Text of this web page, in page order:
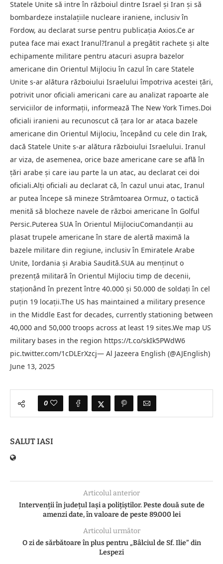
Statele Unite să intre în războiul dintre Israel și Iran și să
bombardeze instalațiile nucleare iraniene, inclusiv în
Fordow, au declarat surse pentru publicația Axios.Ce ar
putea face mai exact Iranul?Iranul a pregătit rachete și alte
echipamente militare pentru atacuri asupra bazelor
americane din Orientul Mijlociu în cazul în care Statele
Unite s-ar alătura războiului Israelului împotriva acestei țări,
potrivit unor oficiali americani care au analizat rapoarte ale
serviciilor de informații, informează The New York Times.Doi
oficiali iranieni au recunoscut că țara lor ar ataca bazele
americane din Orientul Mijlociu, începând cu cele din Irak,
dacă Statele Unite s-ar alătura războiului Israelului. Iranul
ar viza, de asemenea, orice baze americane care se află în
țări arabe și care iau parte la un atac, au declarat cei doi
oficiali.Alți oficiali au declarat că, în cazul unui atac, Iranul
ar putea începe să mineze Strâmtoarea Ormuz, o tactică
menită să blocheze navele de război americane în Golful
Persic.Puterea SUA în Orientul MijlociuComandanții au
plasat trupele americane în stare de alertă maximă la
bazele militare din regiune, inclusiv în Emiratele Arabe
Unite, Iordania și Arabia Saudită.SUA au menținut o
prezență militară în Orientul Mijlociu timp de decenii,
staționând în prezent între 40.000 și 50.000 de soldați în cel
puțin 19 locații.The US has maintained a military presence
in the Middle East for decades, currently stationing between
40,000 and 50,000 troops across at least 19 sites.We map US
military bases in the region https://t.co/skIk5PWdW6
pic.twitter.com/1cDLErXzcj— Al Jazeera English (@AJEnglish)
June 13, 2025
0
SALUT IASI
Articolul anterior
Intervenții în județul Iași a polițiștilor. Peste două sute de
amenzi date, în valoare de peste 89.000 lei
Articolul următor
O zi de sărbătoare în plus pentru „Bâlciul de Sf. Ilie” din
Lespezi